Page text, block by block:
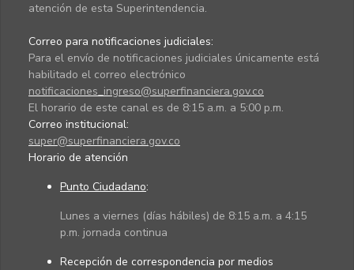
atención de esta Superintendencia.
Correo para notificaciones judiciales:
Para el envío de notificaciones judiciales únicamente está
habilitado el correo electrónico
notificaciones_ingreso@superfinanciera.gov.co
El horario de este canal es de 8:15 a.m. a 5:00 p.m.
Correo institucional:
super@superfinanciera.gov.co
Horario de atención
Punto Ciudadano:
Lunes a viernes (días hábiles) de 8:15 a.m. a 4:15
p.m. jornada continua
Recepción de correspondencia por medios